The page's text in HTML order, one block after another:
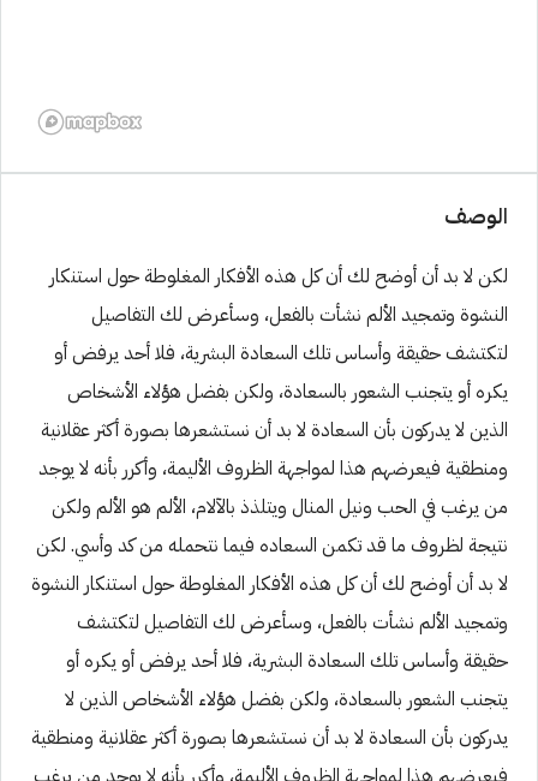
الوصف
لكن لا بد أن أوضح لك أن كل هذه الأفكار المغلوطة حول استنكار
النشوة وتمجيد الألم نشأت بالفعل، وسأعرض لك التفاصيل
لتكتشف حقيقة وأساس تلك السعادة البشرية، فلا أحد يرفض أو
يكره أو يتجنب الشعور بالسعادة، ولكن بفضل هؤلاء الأشخاص
الذين لا يدركون بأن السعادة لا بد أن نستشعرها بصورة أكثر عقلانية
ومنطقية فيعرضهم هذا لمواجهة الظروف الأليمة، وأكرر بأنه لا يوجد
من يرغب في الحب ونيل المنال ويتلذذ بالآلام، الألم هو الألم ولكن
نتيجة لظروف ما قد تكمن السعاده فيما نتحمله من كد وأسي. لكن
لا بد أن أوضح لك أن كل هذه الأفكار المغلوطة حول استنكار النشوة
وتمجيد الألم نشأت بالفعل، وسأعرض لك التفاصيل لتكتشف
حقيقة وأساس تلك السعادة البشرية، فلا أحد يرفض أو يكره أو
يتجنب الشعور بالسعادة، ولكن بفضل هؤلاء الأشخاص الذين لا
يدركون بأن السعادة لا بد أن نستشعرها بصورة أكثر عقلانية ومنطقية